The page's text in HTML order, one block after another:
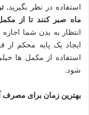
استفاده در نظر بگیرید.
ماه صبر کنند تا از
انتظار به بدن شما
ایجاد یک پایه محکم از
استفاده از مکمل ها
شود.
بهترین زمان برای